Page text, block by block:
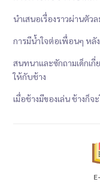
นำเสนอเรื่องราวผ่านตัว
การมีน้ำใจต่อเพื่อนๆ หลั
สนทนาและซักถามเด็กเกี่
ให้กับช้าง
เมื่อช้างมีของเล่น ช้างก็จ